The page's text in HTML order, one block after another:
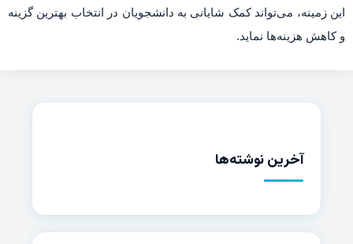
این زمینه، می‌تواند کمک شایانی به دانشجویان در انتخاب بهترین گزینه
و کاهش هزینه‌ها نماید.
آخرین نوشته‌ها